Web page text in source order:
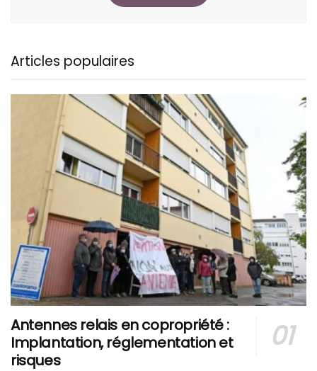
Articles populaires
Antennes relais en copropriété :
Implantation, réglementation et
risques